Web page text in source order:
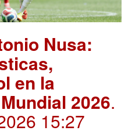
Nusa:
en la
2026.
15:27